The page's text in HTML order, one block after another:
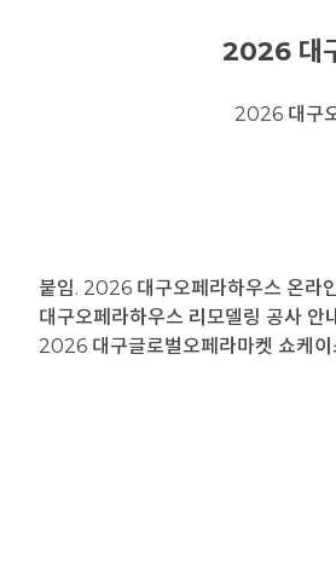
2026 대
2026 대구
붙임. 2026 대구오페라하우스 온라
대구오페라하우스 리모델링 공사 안
2026 대구글로벌오페라마켓 쇼케